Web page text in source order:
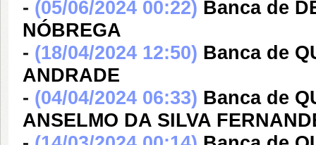
- (05/06/2024 00:22) Banca de
NÓBREGA
- (18/04/2024 12:50) Banca de
ANDRADE
- (04/04/2024 06:33) Banca de
ANSELMO DA SILVA